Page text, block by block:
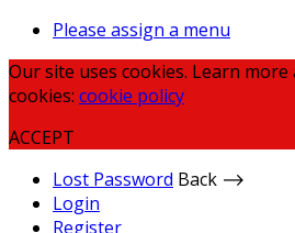
Please assign a menu
Our site uses cookies. Learn
cookies: cookie policy
ACCEPT
Lost Password Back ⟶
Login
Register